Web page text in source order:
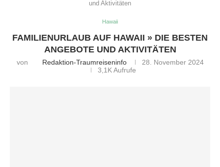
und Aktivitäten
Hawaii
FAMILIENURLAUB AUF HAWAII » DIE BESTEN
ANGEBOTE UND AKTIVITÄTEN
von Redaktion-Traumreiseninfo
28. November 2024
3,1KAufrufe